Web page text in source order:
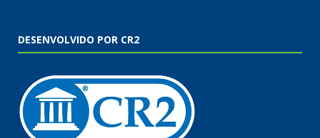
DESENVOLVIDO POR CR2